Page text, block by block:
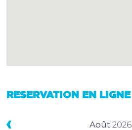
RESERVATION EN LIGNE
Août 2026